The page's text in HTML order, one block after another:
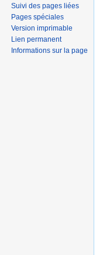
Suivi des pages liées
Pages spéciales
Version imprimable
Lien permanent
Informations sur la page